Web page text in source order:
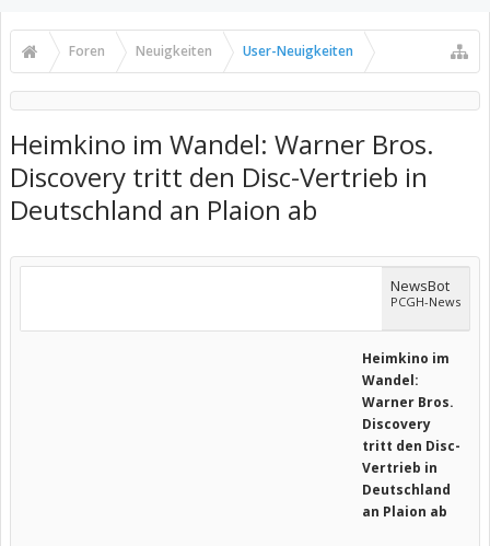
Foren Neuigkeiten User-Neuigkeiten
Heimkino im Wandel: Warner Bros.
Discovery tritt den Disc-Vertrieb in
Deutschland an Plaion ab
NewsBot
PCGH-News
Heimkino im
Wandel:
Warner Bros.
Discovery
tritt den Disc-
Vertrieb in
Deutschland
an Plaion ab